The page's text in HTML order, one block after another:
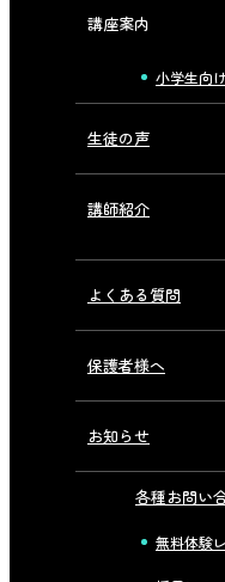
講座案内
小学生向け
生徒の声
講師紹介
よくある質問
保護者様へ
お知らせ
各種お問い
無料体験